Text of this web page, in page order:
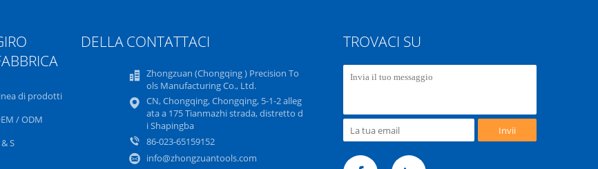
DELLA
di prodotti
/ ODM
& S
CONTATTACI
Zhongzuan (Chongqing ) Precision To
ols Manufacturing Co., Ltd.
CN, Chongqing, Chongqing, 5-1-2 alleg
ata a 175 Tianmazhi strada, distretto d
i Shapingba
86-023-65159152
info@zhongzuantools.com
TROVACI SU
Invii